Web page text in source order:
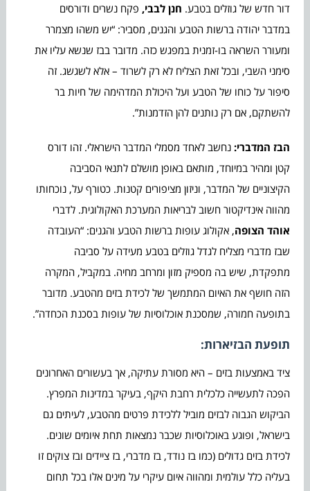
דור חדש של גוזלים בטבע. חנן לבבי, פקח נשרים ודורסים
במדבר יהודה ברשות הטבע והגנים, מסביר: “יש משהו מצמרר
ומעורר השראה בו-זמנית במפגש כזה. מדובר בבז שנשא עליו את
סימני השבי, ובכל זאת הצליח לא רק לשרוד – אלא לשגשג. זה
סיפור על כוחו של הטבע ועל היכולת המדהימה של חיות בר
להשתקם, אם רק נותנים להן הזדמנות”.
הבז המדברי:נחשב לאחד מסמלי המדבר הישראלי. זהו דורס
קטן ומהיר במיוחד, מותאם באופן מושלם לתנאי הסביבה
הקיצוניים של המדבר, וניזון מציפורים קטנות. כטורף על, נוכחותו
מהווה אינדיקטור חשוב לבריאות המערכת האקולוגית. לדברי
אוהד הצופה, אקולוג עופות ברשות הטבע והגנים: “העובדה
שבז מדברי מצליח לגדל גוזלים בטבע מעידה על סביבה
מתפקדת, שיש בה מספיק מזון ומרחב מחיה. במקביל, המקרה
הזה חושף את האיום המתמשך של לכידת בזים מהטבע. מדובר
בתופעה חמורה, שמסכנת אוכלוסיות של עופות בסכנת הכחדה”.
תופעת הבזיארות:
ציד באמצעות בזים – היא מסורת עתיקה, אך בעשורים האחרונים
הפכה לתעשייה כלכלית רחבת היקף, בעיקר במדינות המפרץ.
הביקוש הגבוה לבזים מוביל ללכידת פרטים מהטבע, לעיתים גם
בישראל, ופוגע באוכלוסיות שכבר נמצאות תחת איומים שונים.
לכידת בזים גדולים (כמו בז נודד, בז מדברי, בז ציידים ובז צוקים זו
בעליה כלל עולמית ומהווה איום עיקרי על מינים אלו בכל תחום